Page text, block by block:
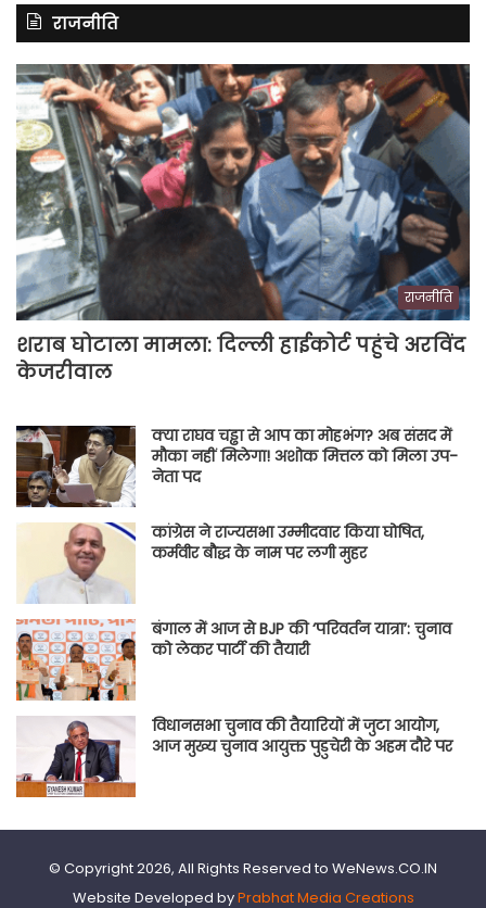
राजनीति
राजनीति
शराब घोटाला मामला: दिल्ली हाईकोर्ट पहुंचे अरविंद
केजरीवाल
क्या राघव चड्ढा से आप का मोहभंग? अब संसद में
मौका नहीं मिलेगा! अशोक मित्तल को मिला उप-
नेता पद
कांग्रेस ने राज्यसभा उम्मीदवार किया घोषित,
कर्मवीर बौद्ध के नाम पर लगी मुहर
बंगाल में आज से BJP की ‘परिवर्तन यात्रा’: चुनाव
को लेकर पार्टी की तैयारी
विधानसभा चुनाव की तैयारियों में जुटा आयोग,
आज मुख्य चुनाव आयुक्त पुडुचेरी के अहम दौरे पर
© Copyright 2026, All Rights Reserved to WeNews.CO.IN
Website Developed byPrabhat Media Creations